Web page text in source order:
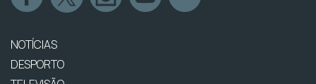
NOTÍCIAS
DESPORTO